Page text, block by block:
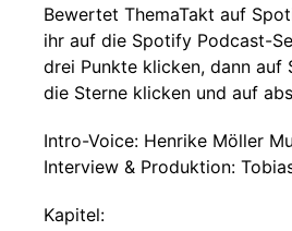
Bewertet ThemaTakt auf
ihr auf die Spotify Podcast-
drei Punkte klicken, dann auf
die Sterne klicken und auf
Intro-Voice: Henrike Möller
Interview & Produktion:
Kapitel: